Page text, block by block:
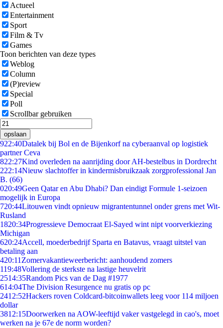
Actueel
Entertainment
Sport
Film & Tv
Games
Toon berichten van deze types
Weblog
Column
(P)review
Special
Poll
Scrollbar gebruiken
opslaan
922:40Datalek bij Bol en de Bijenkorf na cyberaanval op logistiek
partner Ceva
822:27Kind overleden na aanrijding door AH-bestelbus in Dordrecht
222:14Nieuw slachtoffer in kindermisbruikzaak zorgprofessional Jan
B. (66)
020:49Geen Qatar en Abu Dhabi? Dan eindigt Formule 1-seizoen
mogelijk in Europa
720:44Litouwen vindt opnieuw migrantentunnel onder grens met Wit-
Rusland
1820:34Progressieve Democraat El-Sayed wint nipt voorverkiezing
Michigan
620:24Accell, moederbedrijf Sparta en Batavus, vraagt uitstel van
betaling aan
420:11 Zomervakantieweerbericht: aanhoudend zomers
119:48Vollering de sterkste na lastige heuvelrit
2514:35Random Pics van de Dag #1977
614:04The Division Resurgence nu gratis op pc
2412:52Hackers roven Coldcard-bitcoinwallets leeg voor 114 miljoen
dollar
3812:15Doorwerken na AOW-leeftijd vaker vastgelegd in cao's, moet
werken na je 67e de norm worden?